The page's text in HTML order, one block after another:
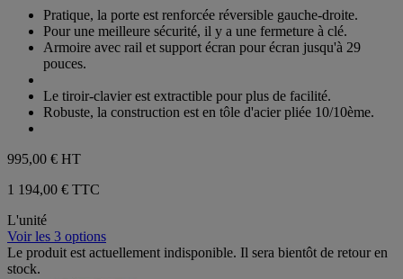
étoiles.
Pratique, la porte est renforcée réversible gauche-droite.
Pour une meilleure sécurité, il y a une fermeture à clé.
Armoire avec rail et support écran pour écran jusqu'à 29
pouces.
Le tiroir-clavier est extractible pour plus de facilité.
Robuste, la construction est en tôle d'acier pliée 10/10ème.
995,00 € HT
1 194,00 € TTC
L'unité
Voir les 3 options
Le produit est actuellement indisponible. Il sera bientôt de retour en
stock.